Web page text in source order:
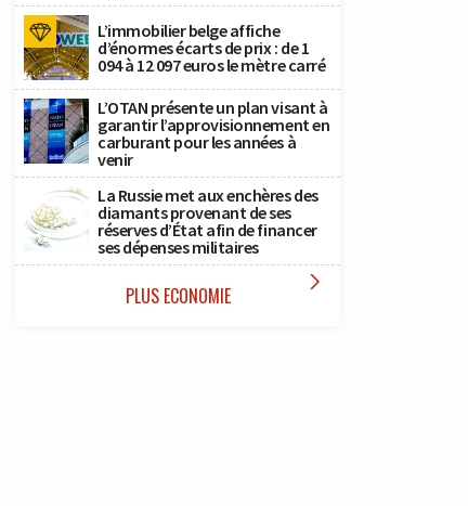
L’immobilier belge affiche
d’énormes écarts de prix : de 1
094 à 12 097 euros le mètre carré
L’OTAN présente un plan visant à
garantir l’approvisionnement en
carburant pour les années à
venir
La Russie met aux enchères des
diamants provenant de ses
réserves d’État afin de financer
ses dépenses militaires
PLUS ECONOMIE 